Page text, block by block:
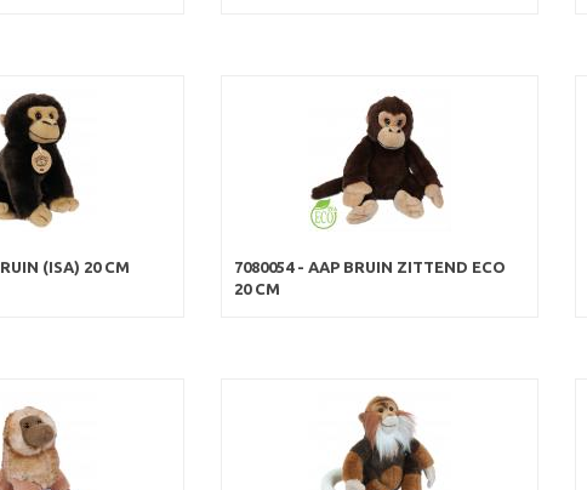
(ISA) 20 CM
7080054 - AAP BRUIN ZITTEND ECO
20 CM